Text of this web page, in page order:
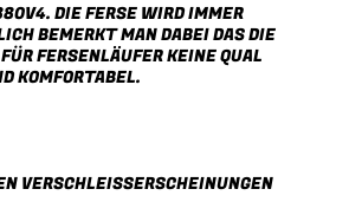
DIE FERSE WIRD IMMER O
BEMERKT MAN DABEI DAS DIE F
FERSENLÄUFER KEINE QUAL M
KOMFORTABEL.
VERSCHLEISSERSCHEINUNGEN E